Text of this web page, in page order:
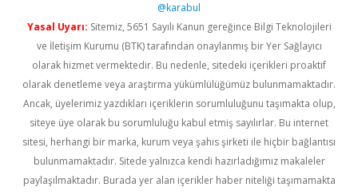
@karabul
Yasal Uyarı: Sitemiz, 5651 Sayılı Kanun gereğince Bilgi Teknolojileri
ve İletişim Kurumu (BTK) tarafından onaylanmış bir Yer Sağlayıcı
olarak hizmet vermektedir. Bu nedenle, sitedeki içerikleri proaktif
olarak denetleme veya araştırma yükümlülüğümüz bulunmamaktadır.
Ancak, üyelerimiz yazdıkları içeriklerin sorumluluğunu taşımakta olup,
siteye üye olarak bu sorumluluğu kabul etmiş sayılırlar. Bu internet
sitesi, herhangi bir marka, kurum veya şahıs şirketi ile hiçbir bağlantısı
bulunmamaktadır. Sitede yalnızca kendi hazırladığımız makaleler
paylaşılmaktadır. Burada yer alan içerikler haber niteliği taşımamakta